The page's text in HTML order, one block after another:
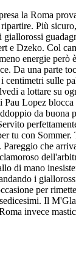
la Roma
Più
giallorossi
e Dzeko. Col
energie però
Da una parte
centimetri sulle
a lottare su
Lopez
da buona
tu con
che
di mano
i
per
Il
invece